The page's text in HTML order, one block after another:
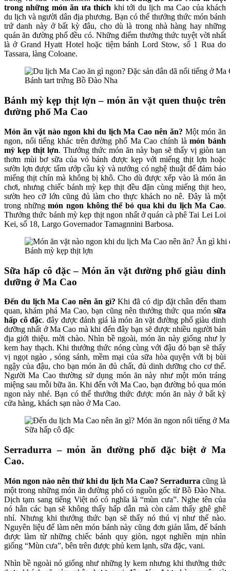
trong những món ăn ưa thích khi tới du lịch ma Cao của khách
du lịch và người dân địa phương. Bạn có thể thưởng thức món bánh
trứ danh này ở bất kỳ đâu, cho dù là trong nhà hàng hay những
quán ăn đường phố đều có. Những điểm thưởng thức tuyệt vời nhất
là ở Grand Hyatt Hotel hoặc tiệm bánh Lord Stow, số 1 Rua do
Tassara, làng Coloane.
Bánh tart trứng Bồ Đào Nha
Bánh mỳ kẹp thịt lợn – món ăn vặt quen thuộc trên
đường phố Ma Cao
Món ăn vặt nào ngon khi du lịch Ma Cao nên ăn? Một món ăn
ngon, nổi tiếng khác trên đường phố Ma Cao chính làmón bánh
mỳ kẹp thịt lợn. Thưởng thức món ăn này bạn sẽ thấy vị giòn tan
thơm mùi bơ sữa của vỏ bánh được kẹp với miếng thịt lợn hoặc
sườn lợn được tẩm ướp cầu kỳ và nướng có nghệ thuật để đảm bảo
miếng thịt chín mà không bị khô. Cho dù được xếp vào là món ăn
chơi, nhưng chiếc bánh mỳ kẹp thịt đều đặn cùng miếng thịt heo,
sườn heo cỡ lớn cũng đủ làm cho thực khách no nê. Đây là một
trong nhữngmón ngon không thể bỏ qua khi du lịch Ma Cao.
Thưởng thức bánh mỳ kẹp thịt ngon nhất ở quán cà phê Tai Lei Loi
Kei, số 18, Largo Governador Tamagnnini Barbosa.
Bánh mỳ kẹp thịt lợn
Sữa hấp cô đặc – Món ăn vặt đường phố giàu dinh
dưỡng ở Ma Cao
Đến du lịch Ma Cao nên ăn gì? Khi đã có dịp đặt chân đến tham
quan, khám phá Ma Cao, bạn cũng nên thưởng thức qua món sữa
hấp cô đặc. đây được đánh giá là món ăn vặt đường phố giàu dinh
dưỡng nhất ở Ma Cao mà khi đến đây bạn sẽ được nhiều người bản
địa giới thiệu. mời chào. Nhìn bề ngoài, món ăn này giống như ly
kem hay thạch. Khi thưởng thức nóng cùng với đậu đỏ bạn sẽ thấy
vị ngọt ngào , sóng sánh, mềm mại của sữa hòa quyện với bị bùi
ngậy của đậu, cho bạn món ăn đủ chất, đủ dinh dưỡng cho cơ thể.
Người Ma Cao thường sử dụng món ăn này như một món tráng
miệng sau mỗi bữa ăn. Khi đến với Ma Cao, bạn đường bỏ qua món
ngon này nhé. Bạn có thể thưởng thức được món ăn này ở bất kỳ
cửa hàng, khách sạn nào ở Ma Cao.
Sữa hấp cô đặc
Serradurra – món ăn đường phố đặc biệt ở Ma
Cao.
Món ngon nào nên thử khi du lịch Ma Cao? Serradurra cũng là
một trong những món ăn đường phố có nguồn gốc từ Bồ Đào Nha.
Dịch tạm sang tiếng Việt nó có nghĩa là “mùn cưa”. Nghe tên của
nó hẳn các bạn sẽ không thấy hấp dẫn mà còn cảm thấy ghê ghê
nhỉ. Nhưng khi thưởng thức bạn sẽ thấy nó thú vị như thế nào.
Nguyên liệu để làm nên món bánh này cũng đơn giản lắm, đế bánh
được làm từ những chiếc bánh quy giòn, ngọt nghiền mịn nhìn
giống “Mùn cưa”, bên trên được phủ kem lạnh, sữa đặc, vani.
Nhìn bề ngoài nó giống như những ly kem nhưng khi thưởng thức